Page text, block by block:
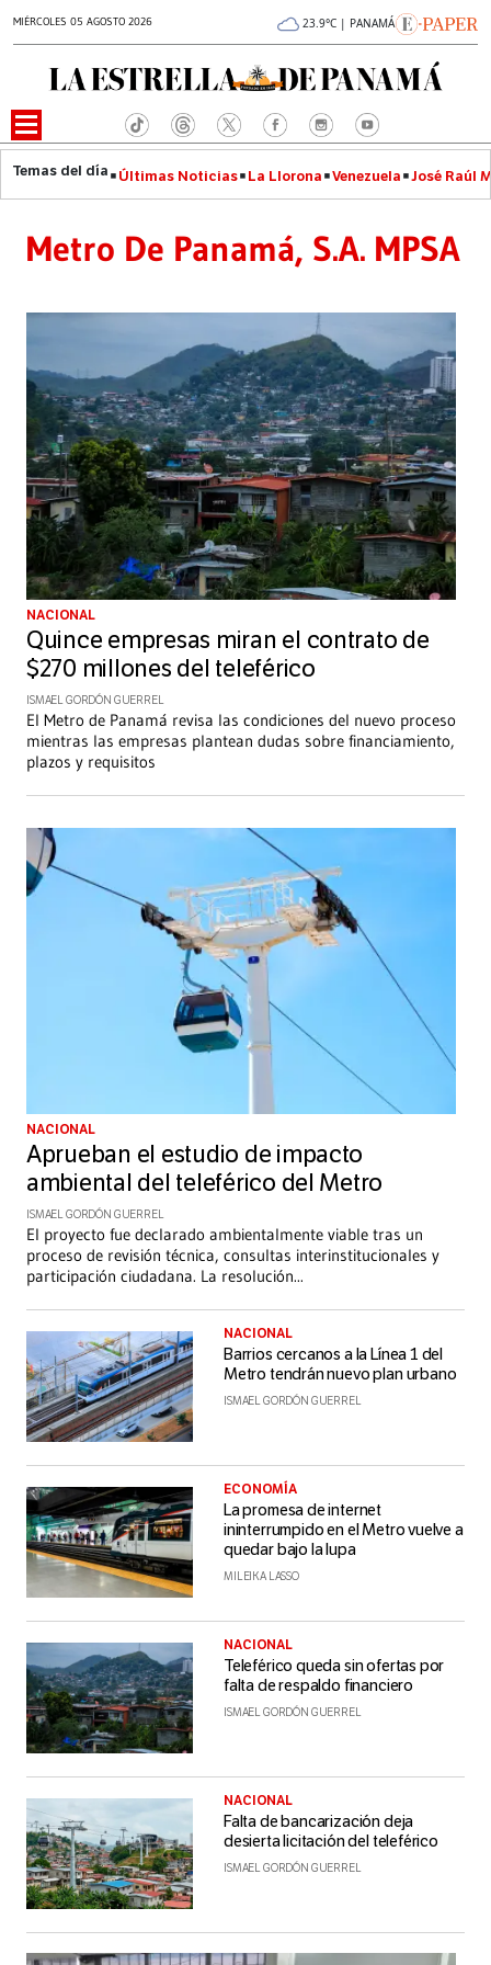
MIÉRCOLES 05 AGOSTO 2026 23.9°C | PANAMÁ
Últimas Noticias La Llorona Venezuela José Raúl
Metro De Panamá, S.A. MPSA
NACIONAL
Quince empresas miran el contrato de
$270 millones del teleférico
ISMAEL GORDÓN GUERREL
El Metro de Panamá revisa las condiciones del nuevo proceso
mientras las empresas plantean dudas sobre financiamiento,
plazos y requisitos
NACIONAL
Aprueban el estudio de impacto
ambiental del teleférico del Metro
ISMAEL GORDÓN GUERREL
El proyecto fue declarado ambientalmente viable tras un
proceso de revisión técnica, consultas interinstitucionales y
participación ciudadana. La resolución...
NACIONAL
Barrios cercanos a la Línea 1 del
Metro tendrán nuevo plan urbano
ISMAEL GORDÓN GUERREL
ECONOMÍA
La promesa de internet
ininterrumpido en el Metro vuelve a
quedar bajo la lupa
MILEIKA LASSO
NACIONAL
Teleférico queda sin ofertas por
falta de respaldo financiero
ISMAEL GORDÓN GUERREL
NACIONAL
Falta de bancarización deja
desierta licitación del teleférico
ISMAEL GORDÓN GUERREL